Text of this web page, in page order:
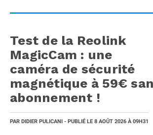
Test de la Reolink
MagicCam : une
caméra de sécurité
magnétique à 59€
abonnement !
PAR DIDIER PULICANI - PUBLIÉ LE 8 AOÛT 2026 À 09H31